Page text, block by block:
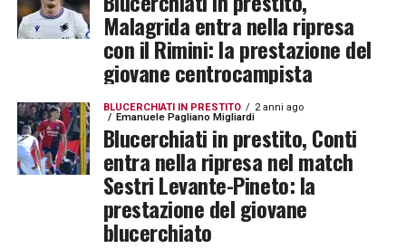
Malagrida entra nella ripresa
con il Rimini: la prestazione del
giovane centrocampista
BLUCERCHIATI IN PRESTITO
2 anni ago
Emanuele Pagliano Migliardi
Blucerchiati in prestito, Conti
entra nella ripresa nel match
Sestri Levante-Pineto: la
prestazione del giovane
blucerchiato